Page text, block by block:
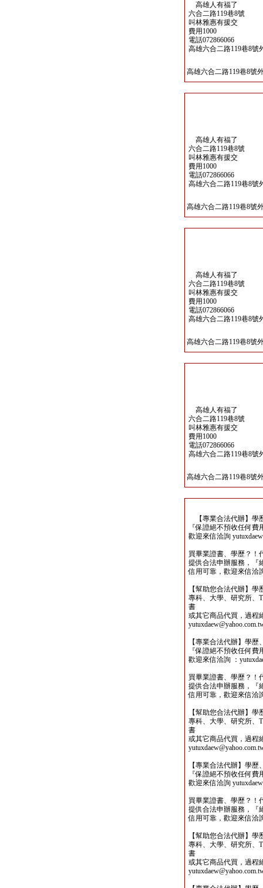
高雄人有福了
六合二路119巷8號
叫林雅惠有援交
費用1000
電話072866066
高雄六合二路119巷8號
高雄六合二路119巷8號
高雄人有福了
六合二路119巷8號
叫林雅惠有援交
費用1000
電話072866066
高雄六合二路119巷8號
高雄六合二路119巷8號
高雄人有福了
六合二路119巷8號
叫林雅惠有援交
費用1000
電話072866066
高雄六合二路119巷8號
高雄六合二路119巷8號
高雄人有福了
六合二路119巷8號
叫林雅惠有援交
費用1000
電話072866066
高雄六合二路119巷8號
高雄六合二路119巷8號
【專業合法代辦】學
『保證絕不預收任何
歡迎來信洽詢
買畢業證書、學歷？！
提供合法申辦服務，『
信用可靠，歡迎來信洽
【幫助您合法代辦】
專科、大學、研究所、
書
或其它商品代買，過程
【專業合法代辦】學
『保證絕不預收任何
歡迎來信洽詢 ：
買畢業證書、學歷？！
提供合法申辦服務，『
信用可靠，歡迎來信洽
【幫助您合法代辦】
專科、大學、研究所、
書
或其它商品代買，過程
【專業合法代辦】學
『保證絕不預收任何
歡迎來信洽詢
買畢業證書、學歷？！
提供合法申辦服務，『
信用可靠，歡迎來信洽
【幫助您合法代辦】
專科、大學、研究所、
書
或其它商品代買，過程